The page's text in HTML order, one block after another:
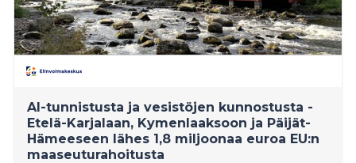
AI-tunnistusta ja vesistöjen kunnostusta -
Etelä-Karjalaan, Kymenlaaksoon ja Päijät-
Hämeeseen lähes 1,8 miljoonaa euroa EU:n
maaseuturahoitusta